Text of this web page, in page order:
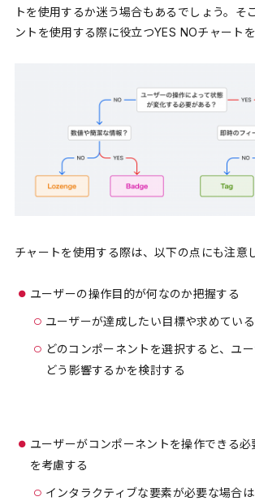
トを使用するか迷う場合もあるでしょう。そ
ントを使用する際に役立つYES NOチャート
チャートを使用する際は、以下の点にも注意
ユーザーの操作目的が何なのか把握する
ユーザーが達成したい目標や求めてい
どのコンポーネントを選択すると、ユ
どう影響するかを検討する
ユーザーがコンポーネントを操作できる
を考慮する
インタラクティブな要素が必要な場合